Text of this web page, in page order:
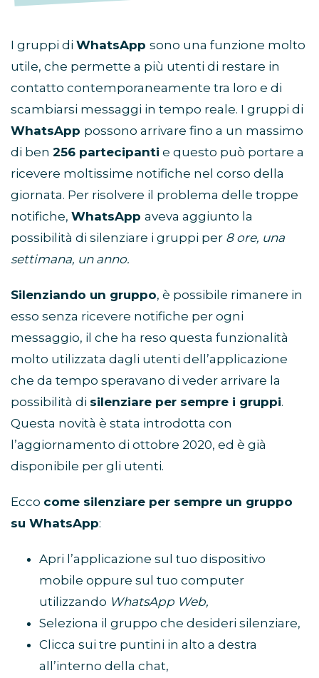
I gruppi di WhatsApp sono una funzione molto
utile, che permette a più utenti di restare in
contatto contemporaneamente tra loro e di
scambiarsi messaggi in tempo reale. I gruppi di
WhatsApp possono arrivare fino a un massimo
di ben 256 partecipanti e questo può portare a
ricevere moltissime notifiche nel corso della
giornata. Per risolvere il problema delle troppe
notifiche, WhatsApp aveva aggiunto la
possibilità di silenziare i gruppi per 8 ore, una
settimana, un anno.
Silenziando un gruppo, è possibile rimanere in
esso senza ricevere notifiche per ogni
messaggio, il che ha reso questa funzionalità
molto utilizzata dagli utenti dell’applicazione
che da tempo speravano di veder arrivare la
possibilità di silenziare per sempre i gruppi.
Questa novità è stata introdotta con
l’aggiornamento di ottobre 2020, ed è già
disponibile per gli utenti.
Ecco come silenziare per sempre un gruppo
su WhatsApp:
Apri l’applicazione sul tuo dispositivo
mobile oppure sul tuo computer
utilizzando WhatsApp Web,
Seleziona il gruppo che desideri silenziare,
Clicca sui tre puntini in alto a destra
all’interno della chat,